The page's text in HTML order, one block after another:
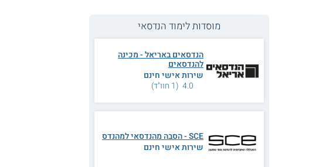
מוסדות לימוד הנדסאי
הנדסאים באריאל - מכינה
להנדסאים
שירות אישי חינם
4.0 (1 חוו"ד)
SCE - הסבה מהנדסאי למהנדס
שירות אישי חינם